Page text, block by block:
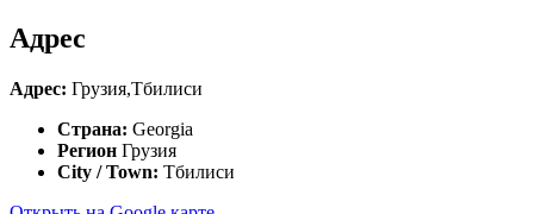
Адрес
Адрес: Грузия,Тбилиси
Страна: Georgia
Регион Грузия
City / Town: Тбилиси